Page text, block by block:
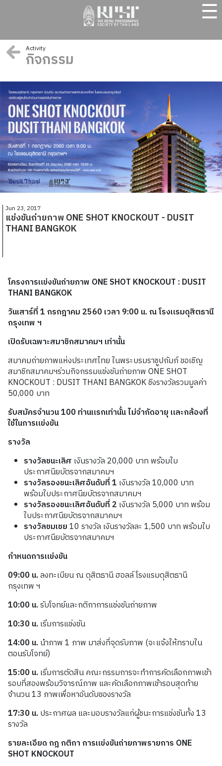
☰
Activity
กิจกรรม
Jun 23, 2017
แข่งขันถ่ายภาพ ONE SHOT KNOCKOUT - DUSIT
THANI BANGKOK
โครงการแข่งขันถ่ายภาพ ONE SHOT KNOCKOUT : DUSIT
THANI BANGKOK
วันเสาร์ที่ 1 กรกฎาคม 2560เวลา 9:00น. ณ โรงแรมดุสิตธานี
กรุงเทพ ฯ
เปิดรับเฉพาะสมาชิกสมาคมฯ เท่านั้น
สมาคมถ่ายภาพแห่งประเทศไทย ในพระบรมราชูปถัมภ์ ขอเชิญ
สมาชิกสมาคมฯร่วมกิจกรรมแข่งขันถ่ายภาพ ONE SHOT
KNOCKOUT : DUSIT THANI BANGKOKชิงรางวัลรวมมูลค่า
50,000 บาท
รับสมัครจำนวน100ท่านแรกเท่านั้นไม่จำกัดอายุ และกล้องที่
ใช้ในการแข่งขัน
รางวัล
รางวัลชนะเลิศ เงินรางวัล 20,000 บาท พร้อมใบ
ประกาศนียบัตรจากสมาคมฯ
รางวัลรองชนะเลิศอันดับที่1 เงินรางวัล10,000 บาท
พร้อมใบประกาศนียบัตรจากสมาคมฯ
รางวัลรองชนะเลิศอันดับที่ 2 เงินรางวัล 5,000 บาท พร้อม
ใบประกาศนียบัตรจากสมาคมฯ
รางวัลชมเชย10 รางวัล เงินรางวัลละ 1,500 บาท พร้อมใบ
ประกาศนียบัตรจากสมาคมฯ
กำหนดการแข่งขัน
09:00น.ลงทะเบียนณดุสิตธานี ฮอลล์โรงแรมดุสิตธานี
กรุงเทพ ฯ
10:00น.รับโจทย์และกติกาการแข่งขันถ่ายภาพ
10:30น. เริ่มการแข่งขัน
14:00น. นำภาพ1 ภาพ มาส่งที่จุดรับภาพ (จะแจ้งให้ทราบใน
ตอนรับโจทย์)
15:00น. เริ่มการตัดสิน คณะกรรมการจะทำการคัดเลือกภาพเข้า
รอบที่สองพร้อมวิจารณ์ภาพ และคัดเลือกภาพเข้ารอบสุดท้าย
จำนวน13 ภาพเพื่อหาอันดับของรางวัล
17:30น. ประกาศผล และมอบรางวัลแก่ผู้ชนะการแข่งขันทั้ง13
รางวัล
รายละเอียด กฎ กติกา การแข่งขันถ่ายภาพรายการ ONE
SHOT KNOCKOUT